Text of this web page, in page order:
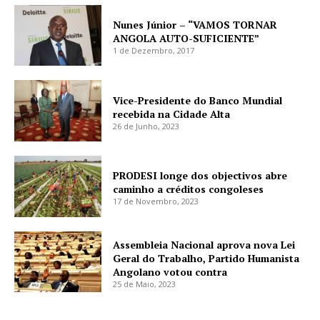
Nunes Júnior – “VAMOS TORNAR
ANGOLA AUTO-SUFICIENTE”
1 de Dezembro, 2017
Vice-Presidente do Banco Mundial
recebida na Cidade Alta
26 de Junho, 2023
PRODESI longe dos objectivos abre
caminho a créditos congoleses
17 de Novembro, 2023
Assembleia Nacional aprova nova Lei
Geral do Trabalho, Partido Humanista
Angolano votou contra
25 de Maio, 2023